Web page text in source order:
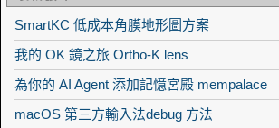
SmartKC 低成本角膜地形圖方案
我的 OK 鏡之旅 Ortho-K lens
為你的 AI Agent 添加記憶宮殿 mempalace
macOS 第三方輸入法debug 方法